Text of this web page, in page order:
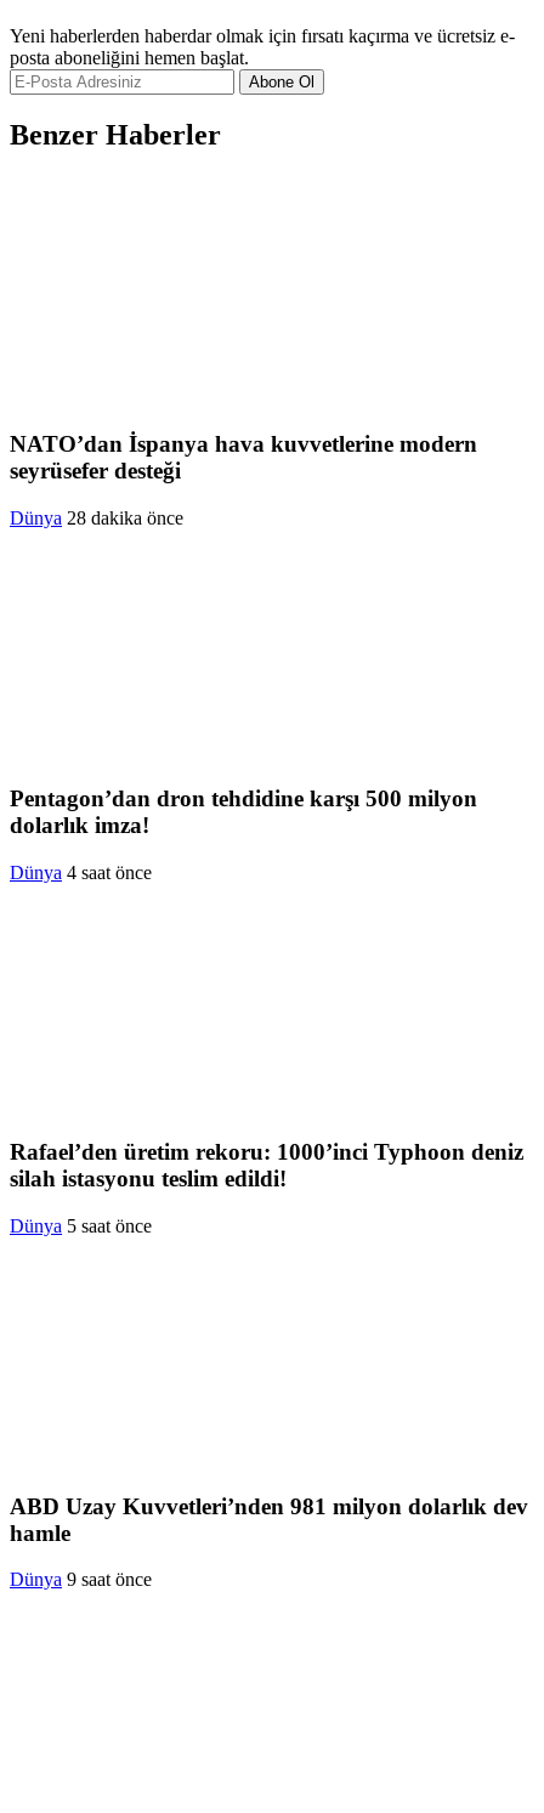
Yeni haberlerden haberdar olmak için fırsatı kaçırma ve ücretsiz e-
posta aboneliğini hemen başlat.
Abone Ol
Benzer Haberler
NATO’dan İspanya hava kuvvetlerine modern
seyrüsefer desteği
Dünya 28 dakika önce
Pentagon’dan dron tehdidine karşı 500 milyon
dolarlık imza!
Dünya 4 saat önce
Rafael’den üretim rekoru: 1000’inci Typhoon deniz
silah istasyonu teslim edildi!
Dünya 5 saat önce
ABD Uzay Kuvvetleri’nden 981 milyon dolarlık dev
hamle
Dünya 9 saat önce